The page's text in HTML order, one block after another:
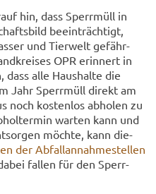
hin, dass Sperr­müll in
be­ein­träch­tigt,
und Tier­welt ge­fähr­
OPR er­in­nert in
dass alle Haus­hal­te die
Jahr Sperr­müll di­rekt am
noch kos­ten­los ab­ho­len zu
war­ten kann und
möch­te, kann die­
der Ab­fall­an­nah­me­stel­len
fal­len für den Sperr­